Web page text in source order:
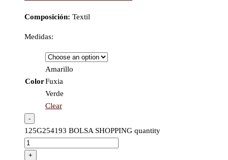
Composición: Textil
Medidas:
Color
Amarillo
Fuxia
Verde
Clear
-
125G254193 BOLSA SHOPPING quantity
+